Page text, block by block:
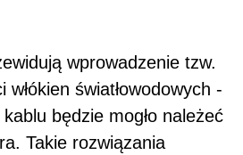
wprowadzenie tzw.
włókien światłowodowych -
kablu będzie mogło należeć
Takie rozwiązania